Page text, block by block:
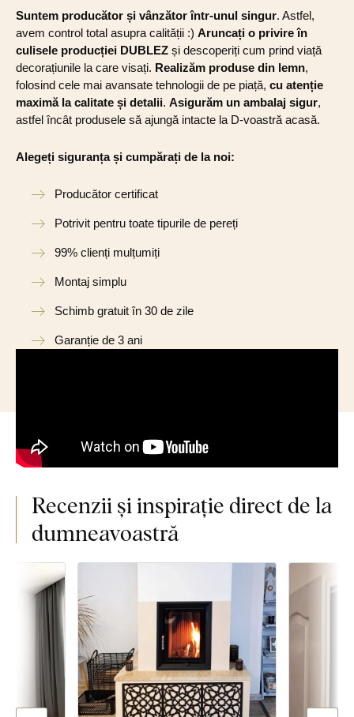
Suntem producător și vânzător într-unul singur. Astfel,
avem control total asupra calității :) Aruncați o privire în
culisele producției DUBLEZ și descoperiți cum prind viață
decorațiunile la care visați. Realizăm produse din lemn,
folosind cele mai avansate tehnologii de pe piață, cu atenție
maximă la calitate și detalii. Asigurăm un ambalaj sigur,
astfel încât produsele să ajungă intacte la D-voastră acasă.
Alegeți siguranța și cumpărați de la noi:
Producător certificat
Potrivit pentru toate tipurile de pereți
99% clienți mulțumiți
Montaj simplu
Schimb gratuit în 30 de zile
Garanție de 3 ani
Recenzii și inspirație direct de la
dumneavoastră